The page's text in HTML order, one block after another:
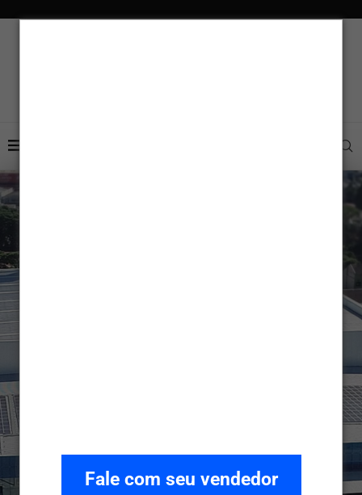
Fale com seu vendedor